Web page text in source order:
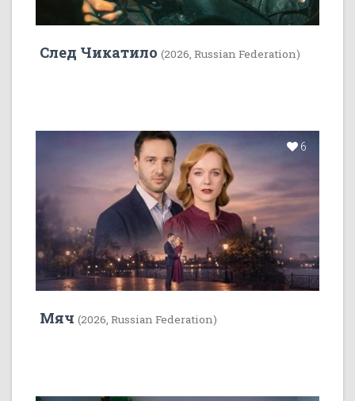
След Чикатило (2026, Russian Federation)
6
Мяч (2026, Russian Federation)